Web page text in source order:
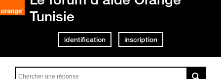
Tunisie
identification inscription